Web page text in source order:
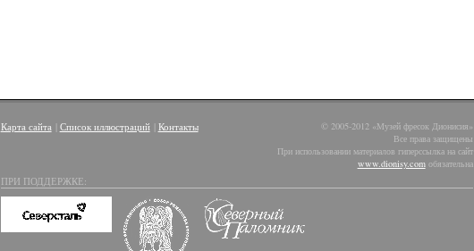
Карта сайта| Список иллюстраций| Контакты
© 2005-2012 «Музей фресок Дионисия»
Все права защищены
При использовании материалов гиперссылка на сайт
www.dionisy.comобязательна
ПРИ ПОДДЕРЖКЕ: